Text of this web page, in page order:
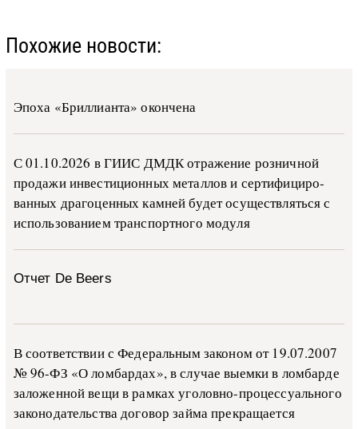
Похожие новости:
Эпоха «Бриллианта» окончена
С 01.10.2026 в ГИИС ДМДК от­ра­же­ние роз­ни­ч­ной
про­да­жи ин­ве­сти­ци­он­ных ме­тал­лов и сер­ти­фи­ци­ро­
ван­ных дра­го­цен­ных ка­м­ней бу­дет осу­ще­ств­лять­ся с
ис­поль­зо­ва­ни­ем тран­с­пор­т­но­го мо­ду­ля
Отчет De Beers
В со­о­т­вет­ствии с Фе­де­раль­ным за­ко­ном от 19.07.2007
№ 96-ФЗ «О ло­м­бар­дах», в слу­чае вы­е­м­ки в ло­м­бар­де
за­ло­жен­ной ве­щи в ра­м­ках уго­ло­в­но-­про­цес­су­аль­но­го
за­ко­но­да­тель­ства до­го­вор зай­ма пре­кра­ща­ет­ся